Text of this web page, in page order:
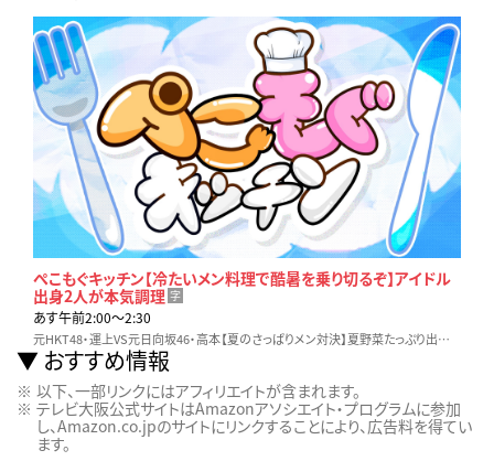
ぺこもぐキッチン【冷たいメン料理で酷暑を乗り切るぞ】アイドル
出身2人が本気調理 字
あす午前2:00〜2:30
元HKT48・運上VS元日向坂46・高本【夏のさっぱりメン対決】夏野菜たっぷり出汁パスタVS山形だしとなめろうのそうめん▼暑い夏にぴったしの爽快メン料理…勝利の女神は!?
おすすめ情報
以下、一部リンクにはアフィリエイトが含まれます。
テレビ大阪公式サイトはAmazonアソシエイト・プログラムに参加
し、Amazon.co.jpのサイトにリンクすることにより、広告料を得てい
ます。